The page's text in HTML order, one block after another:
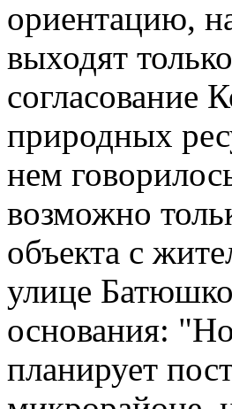
ориентацию,
выходят
согласование
природных
нем
возможно
объекта с
улице
основания:
планирует